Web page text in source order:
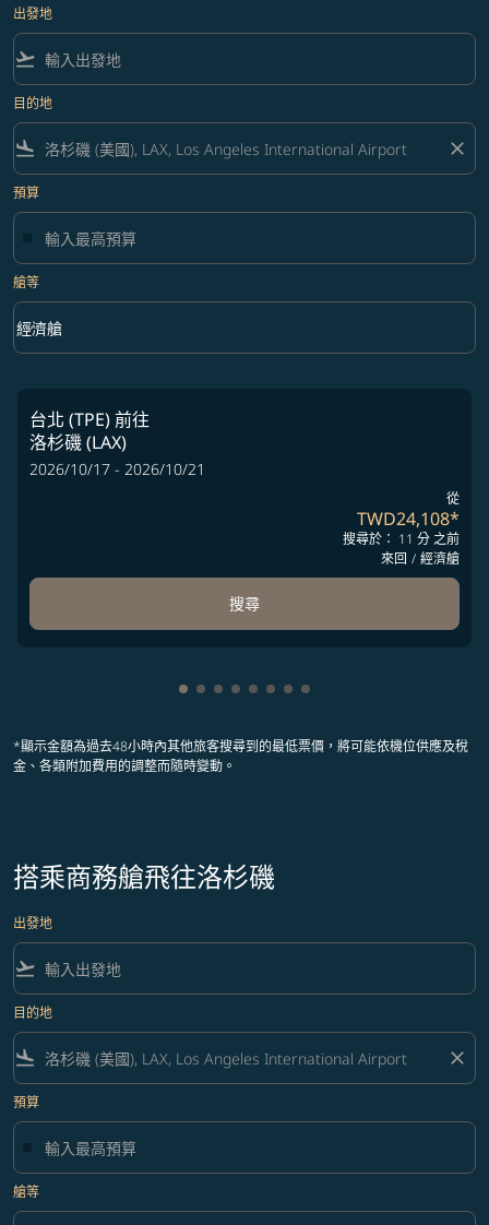
出發地
flight_takeoff
目的地
flight_land close
預算
艙等
艙等 option 經濟艙 Selected
經濟艙
keyboard_arrow_down
台北 (TPE)前往
洛杉磯 (LAX)
2026/10/17 - 2026/10/21
從
TWD24,108*
搜尋於： 11 分 之前
來回 / 經濟艙
搜尋
顯示 cmp-pagination-showing-card 1
顯示 cmp-pagination-showing-
顯示 cmp-pagination-showing-
顯示 cmp-pagination-
顯示 cmp-pagination-
顯示 cmp-pagination-
顯示 cmp-pagination-
顯示 cmp-pagination-
*顯示金額為過去48小時內其他旅客搜尋到的最低票價，將可能依機位供應及稅
金、各類附加費用的調整而隨時變動。
搭乘商務艙飛往洛杉磯
出發地
flight_takeoff
目的地
flight_land close
預算
艙等